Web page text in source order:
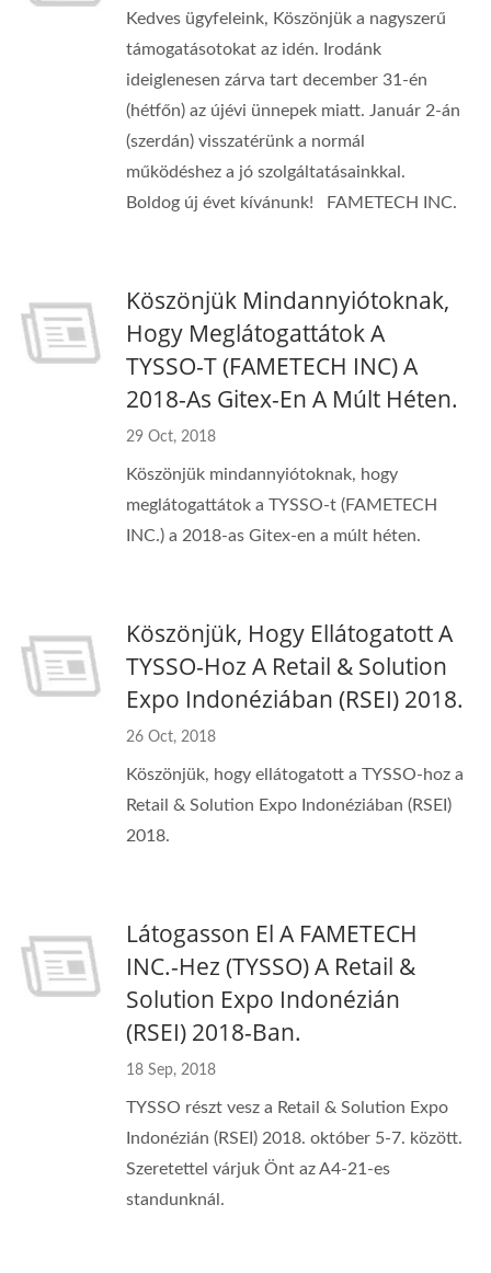
Kedves ügyfeleink, Köszönjük a nagyszerű
támogatásotokat az idén. Irodánk
ideiglenesen zárva tart december 31-én
(hétfőn) az újévi ünnepek miatt. Január 2-án
(szerdán) visszatérünk a normál
működéshez a jó szolgáltatásainkkal.
Boldog új évet kívánunk! FAMETECH INC.
Köszönjük Mindannyiótoknak,
Hogy Meglátogattátok A
TYSSO-T (FAMETECH INC) A
2018-As Gitex-En A Múlt Héten.
29 Oct, 2018
Köszönjük mindannyiótoknak, hogy
meglátogattátok a TYSSO-t (FAMETECH
INC.) a 2018-as Gitex-en a múlt héten.
Köszönjük, Hogy Ellátogatott A
TYSSO-Hoz A Retail & Solution
Expo Indonéziában (RSEI) 2018.
26 Oct, 2018
Köszönjük, hogy ellátogatott a TYSSO-hoz a
Retail & Solution Expo Indonéziában (RSEI)
2018.
Látogasson El A FAMETECH
INC.-Hez (TYSSO) A Retail &
Solution Expo Indonézián
(RSEI) 2018-Ban.
18 Sep, 2018
TYSSO részt vesz a Retail & Solution Expo
Indonézián (RSEI) 2018. október 5-7. között.
Szeretettel várjuk Önt az A4-21-es
standunknál.